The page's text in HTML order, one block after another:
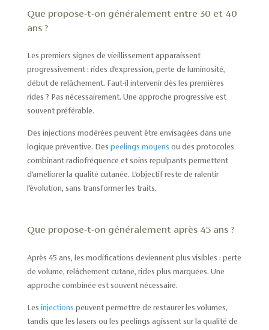
Que propose-t-on généralement entre 30 et 40
ans ?
Les premiers signes de vieillissement apparaissent
progressivement : rides d’expression, perte de luminosité,
début de relâchement. Faut-il intervenir dès les premières
rides ? Pas nécessairement. Une approche progressive est
souvent préférable.
Des injections modérées peuvent être envisagées dans une
logique préventive. Des peelings moyens ou des protocoles
combinant radiofréquence et soins repulpants permettent
d’améliorer la qualité cutanée. L’objectif reste de ralentir
l’évolution, sans transformer les traits.
Que propose-t-on généralement après 45 ans ?
Après 45 ans, les modifications deviennent plus visibles : perte
de volume, relâchement cutané, rides plus marquées. Une
approche combinée est souvent nécessaire.
Les injections peuvent permettre de restaurer les volumes,
tandis que les lasers ou les peelings agissent sur la qualité de